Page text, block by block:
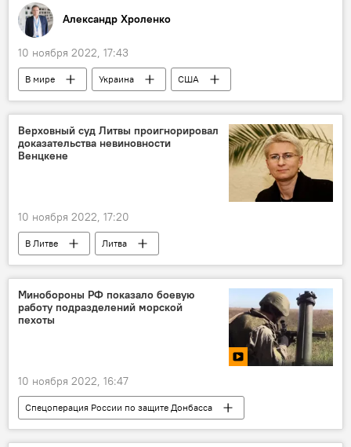
Александр Хроленко
10 ноября 2022, 17:43
В мире Украина
США
НАТО
ВСУ
Верховный суд Литвы проигнорировал
доказательства невиновности
Венцкене
10 ноября 2022, 17:20
В Литве
Литва
Дело Неринги Венцкене
Неринга Венцкене
Политика
Минобороны РФ показало боевую
работу подразделений морской
пехоты
10 ноября 2022, 16:47
Спецоперация России по защите Донбасса
В мире
Россия
Украина